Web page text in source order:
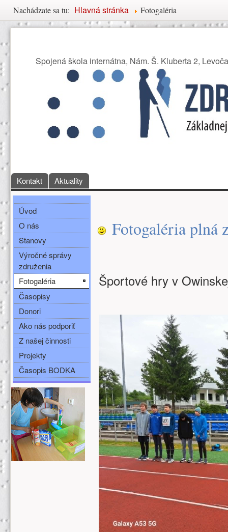
Nachádzate sa tu
Nachádzate sa tu: Hlavná stránka Fotogaléria
Združenie priateľov
Spojená škola internátna, Nám. Š. Kluberta 2, Levoča
Hlavné menu
Kontakt Aktuality
Bočné menu
Úvod
O nás
Stanovy
Výročné správy
združenia
Fotogaléria
Časopisy
Donori
Ako nás podporiť
Z našej činnosti
Projekty
Časopis BODKA
Ďalšie zdroje (ľavý stĺpec)
Fotogaléria plná
Športové hry v